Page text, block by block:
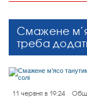
Смажене
треба
11 червня в 19:24